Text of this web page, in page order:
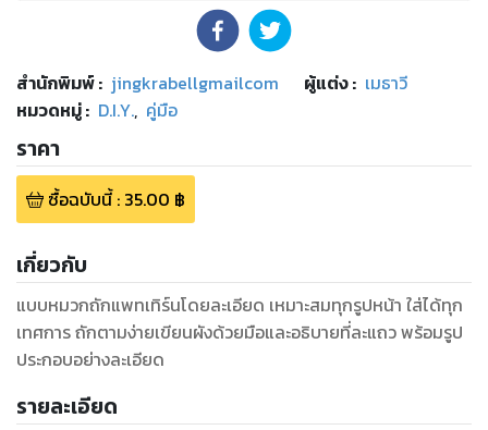
สำนักพิมพ์: jingkrabellgmailcom ผู้แต่ง : เมธาวี
หมวดหมู่: D.I.Y., คู่มือ
ราคา
ซื้อฉบับนี้: 35.00 ฿
เกี่ยวกับ
แบบหมวกถักแพทเทิร์นโดยละเอียด เหมาะสมทุกรูปหน้า ใส่ได้ทุก
เทศการ ถักตามง่ายเขียนผังด้วยมือและอธิบายที่ละแถว พร้อมรูป
ประกอบอย่างละเอียด
รายละเอียด